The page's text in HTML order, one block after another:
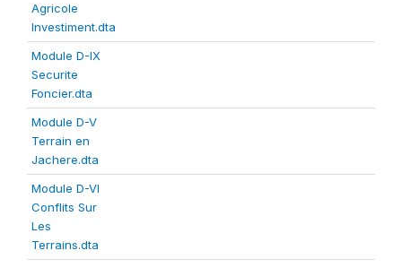
Agricole
Investiment.dta
Module D-IX
Securite
Foncier.dta
Module D-V
Terrain en
Jachere.dta
Module D-VI
Conflits Sur
Les
Terrains.dta